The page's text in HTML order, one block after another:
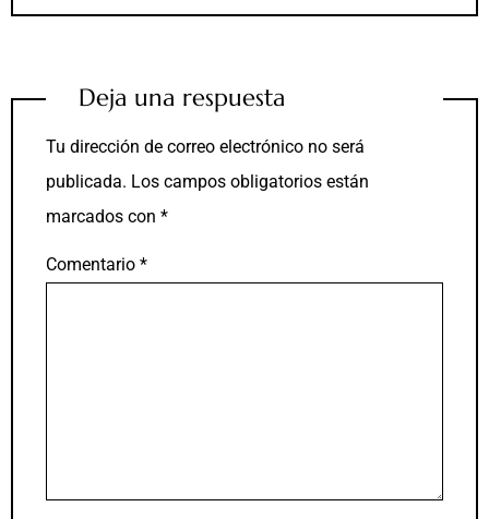
Deja una respuesta
Tu dirección de correo electrónico no será
publicada. Los campos obligatorios están
marcados con *
Comentario *